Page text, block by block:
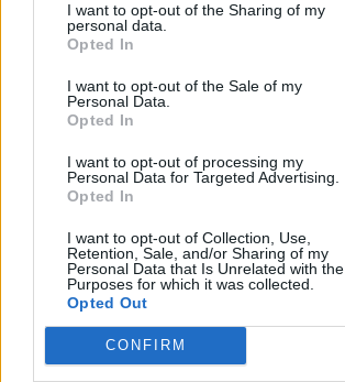
I want to opt-out of the Sharing of my
personal data.
Opted In
I want to opt-out of the Sale of my
Personal Data.
Opted In
I want to opt-out of processing my
Personal Data for Targeted Advertising.
Opted In
I want to opt-out of Collection, Use,
Retention, Sale, and/or Sharing of my
Personal Data that Is Unrelated with the
Purposes for which it was collected.
Opted Out
CONFIRM